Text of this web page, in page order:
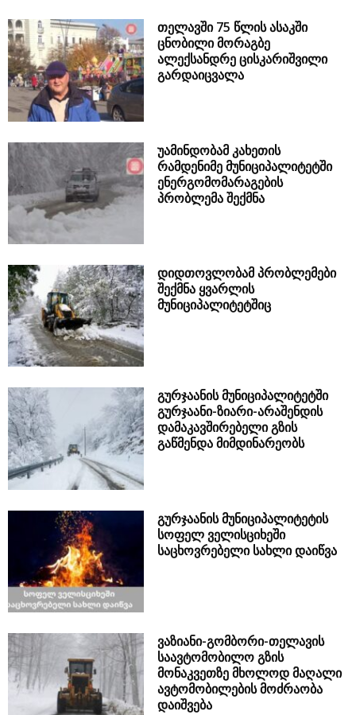
თელავში 75 წლის ასაკში
ცნობილი მორაგბე
ალექსანდრე ცისკარიშვილი
გარდაიცვალა
უამინდობამ კახეთის
რამდენიმე მუნიციპალიტეტში
ენერგომომარაგების
პრობლემა შექმნა
დიდთოვლობამ პრობლემები
შექმნა ყვარლის
მუნიციპალიტეტშიც
გურჯაანის მუნიციპალიტეტში
გურჯაანი-ზიარი-არაშენდის
დამაკავშირებელი გზის
გაწმენდა მიმდინარეობს
გურჯაანის მუნიციპალიტეტის
სოფელ ველისციხეში
საცხოვრებელი სახლი დაიწვა
ვაზიანი-გომბორი-თელავის
საავტომობილო გზის
მონაკვეთზე მხოლოდ მაღალი
ავტომობილების მოძრაობა
დაიშვება